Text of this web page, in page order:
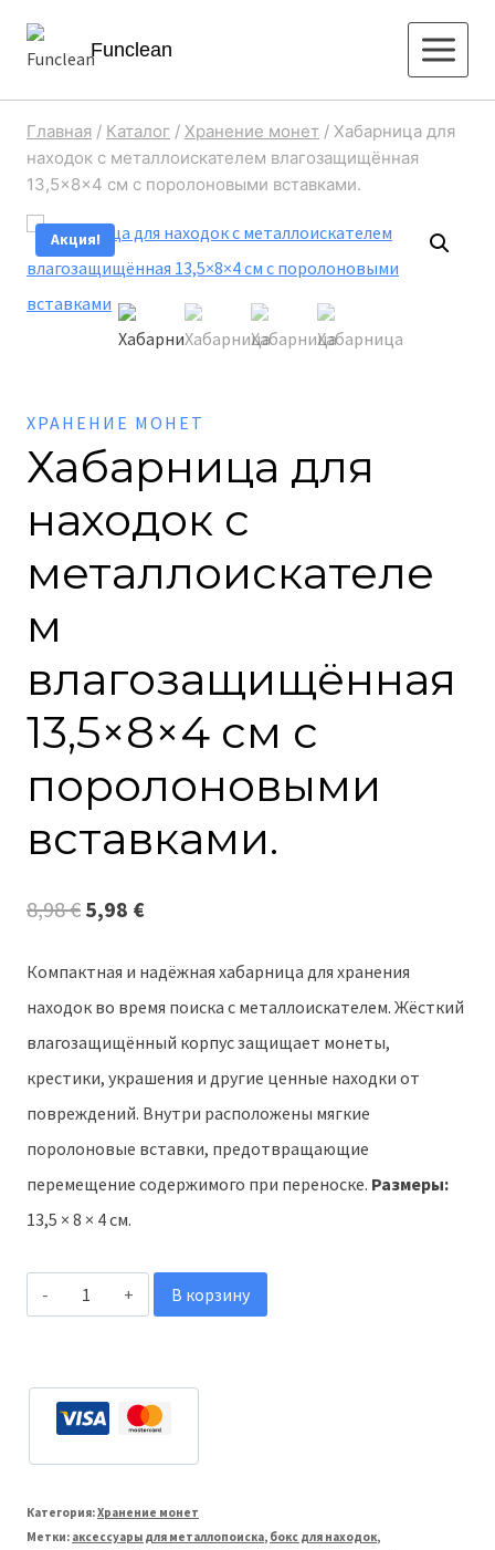
Funclean
Главная / Каталог / Хранение монет / Хабарница для
находок с металлоискателем влагозащищённая
13,5×8×4 см с поролоновыми вставками.
Акция!
ХРАНЕНИЕ МОНЕТ
Хабарница для
находок с
металлоискателе
м
влагозащищённая
13,5×8×4 см с
поролоновыми
вставками.
8,98€ Первоначальная
8,98 €.
5,98 €Текущая
Компактная и надёжная хабарница для хранения
находок во время поиска с металлоискателем. Жёсткий
влагозащищённый корпус защищает монеты,
крестики, украшения и другие ценные находки от
повреждений. Внутри расположены мягкие
поролоновые вставки, предотвращающие
перемещение содержимого при переноске. Размеры:
13,5 × 8 × 4 см.
Количество
для
находок
с
металлоискателем
влагозащищённая
В корзину
Категория:Хранение монет
Метки: аксессуары для металлопоиска, бокс для находок,